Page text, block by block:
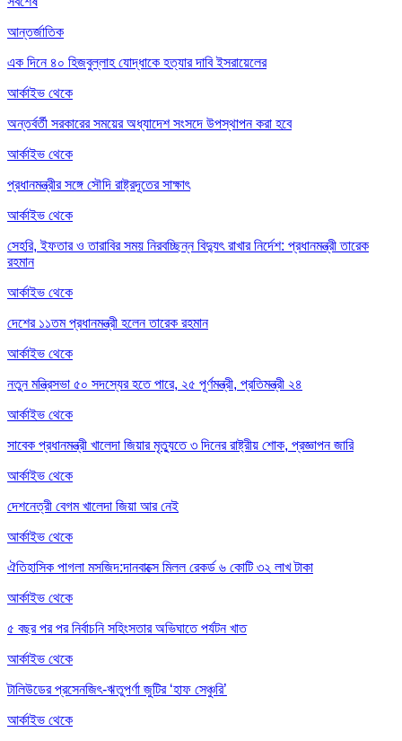
আন্তর্জাতিক
এক দিনে ৪০ হিজবুল্লাহ যোদ্ধাকে হত্যার দাবি ইসরায়েলের
আর্কাইভ থেকে
অন্তর্বর্তী সরকারের সময়ের অধ্যাদেশ সংসদে উপস্থাপন করা হবে
আর্কাইভ থেকে
প্রধানমন্ত্রীর সঙ্গে সৌদি রাষ্ট্রদূতের সাক্ষাৎ
আর্কাইভ থেকে
সেহরি, ইফতার ও তারাবির সময় নিরবচ্ছিন্ন বিদ্যুৎ রাখার নির্দেশ: প্রধানমন্ত্রী তারেক
রহমান
আর্কাইভ থেকে
দেশের ১১তম প্রধানমন্ত্রী হলেন তারেক রহমান
আর্কাইভ থেকে
নতুন মন্ত্রিসভা ৫০ সদস্যের হতে পারে, ২৫ পূর্ণমন্ত্রী, প্রতিমন্ত্রী ২৪
আর্কাইভ থেকে
সাবেক প্রধানমন্ত্রী খালেদা জিয়ার মৃত্যুতে ৩ দিনের রাষ্ট্রীয় শোক, প্রজ্ঞাপন জারি
আর্কাইভ থেকে
দেশনেত্রী বেগম খালেদা জিয়া আর নেই
আর্কাইভ থেকে
ঐতিহাসিক পাগলা মসজিদ:দানবাক্সে মিলল রেকর্ড ৬ কোটি ৩২ লাখ টাকা
আর্কাইভ থেকে
৫ বছর পর পর নির্বাচনি সহিংসতার অভিঘাতে পর্যটন খাত
আর্কাইভ থেকে
টালিউডের প্রসেনজিৎ-ঋতুপর্ণা জুটির ‘হাফ সেঞ্চুরি’
আর্কাইভ থেকে